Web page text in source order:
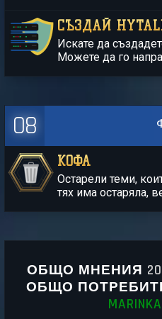
СЪЗДАЙ
Искате да
Можете да го
08
КОФА
Остарели теми,
тях има остаряла,
ОБЩО МНЕНИЯ 20
ОБЩО